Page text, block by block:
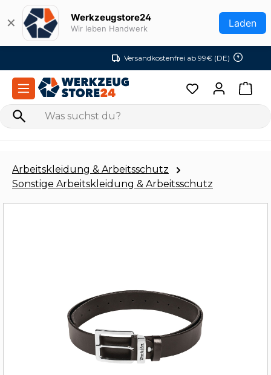
Zum Hauptinhalt springen
✕ Werkzeugstore24
Wir leben Handwerk Laden
Versandkostenfrei ab 99€ (DE)
Arbeitskleidung & Arbeitsschutz
Sonstige Arbeitskleidung & Arbeitsschutz